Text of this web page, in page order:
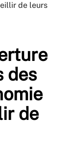
de leurs
des
de